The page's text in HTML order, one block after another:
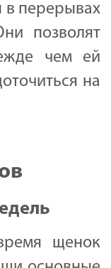
в перерывах
позволят
чем ей
на
щенок